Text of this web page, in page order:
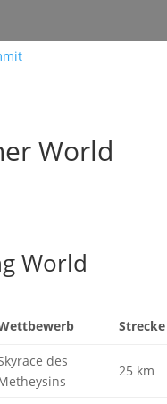
World
World
Strecke
des
25 km